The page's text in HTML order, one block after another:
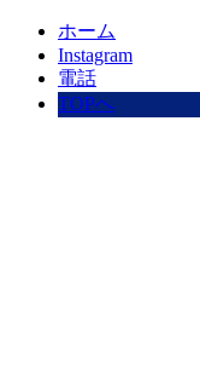
ホーム
Instagram
電話
TOPへ